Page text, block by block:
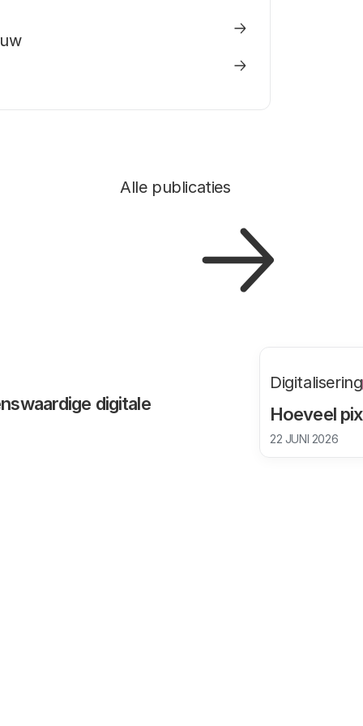
Alle publicaties
digitale
Hoeveel
Digitalisering
22 JUNI 2026